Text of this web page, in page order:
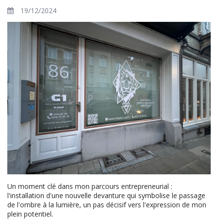
19/12/2024
Un moment clé dans mon parcours entrepreneurial :
l'installation d'une nouvelle devanture qui symbolise le passage
de l'ombre à la lumière, un pas décisif vers l'expression de mon
plein potentiel.